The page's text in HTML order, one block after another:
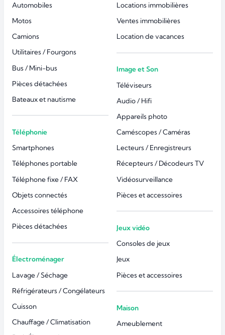
Automobiles
Motos
Camions
Utilitaires / Fourgons
Bus / Mini-bus
Pièces détachées
Bateaux et nautisme
Téléphonie
Smartphones
Téléphones portable
Téléphone fixe / FAX
Objets connectés
Accessoires téléphone
Pièces détachées
Électroménager
Lavage / Séchage
Réfrigérateurs / Congélateurs
Cuisson
Chauffage / Climatisation
Locations immobilières
Ventes immobilières
Location de vacances
Image et Son
Téléviseurs
Audio / Hifi
Appareils photo
Caméscopes / Caméras
Lecteurs / Enregistreurs
Récepteurs / Décodeurs TV
Vidéosurveillance
Pièces et accessoires
Jeux vidéo
Consoles de jeux
Jeux
Pièces et accessoires
Maison
Ameublement